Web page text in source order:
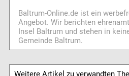
Baltrum-Online.de ist ein
Angebot. Wir berichten
Insel Baltrum und stehen in
Gemeinde Baltrum.
Weitere Artikel zu verwandten